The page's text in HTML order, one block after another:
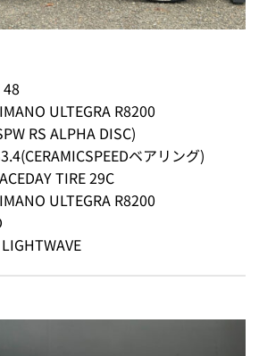
48
ULTEGRA R8200
RS ALPHA DISC)
ベアリング)
TIRE 29C
ULTEGRA R8200